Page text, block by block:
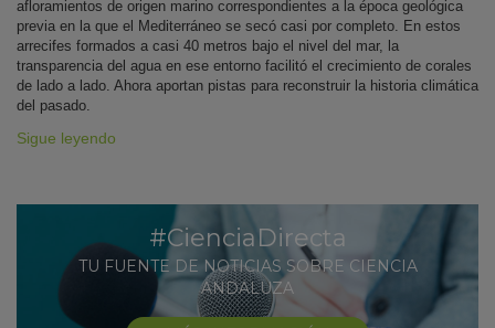
afloramientos de origen marino correspondientes a la época geológica
previa en la que el Mediterráneo se secó casi por completo. En estos
arrecifes formados a casi 40 metros bajo el nivel del mar, la
transparencia del agua en ese entorno facilitó el crecimiento de corales
de lado a lado. Ahora aportan pistas para reconstruir la historia climática
del pasado.
Sigue leyendo
#CienciaDirecta
TU FUENTE DE NOTICIAS SOBRE CIENCIA
ANDALUZA